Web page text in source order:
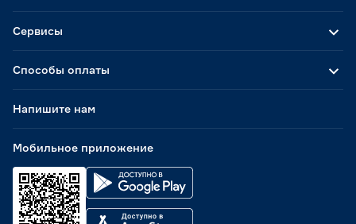
Способы оплаты
Мобильное приложение
Сервисы
Напишите нам